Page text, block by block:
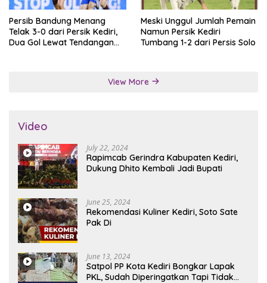
Persib Bandung Menang
Telak 3-0 dari Persik Kediri,
Dua Gol Lewat Tendangan
Meski Unggul Jumlah Pemain
Namun Persik Kediri
Tumbang 1-2 dari Persis Solo
View More
Video
July 22, 2024
Rapimcab Gerindra Kabupaten Kediri,
Dukung Dhito Kembali Jadi Bupati
June 25, 2024
Rekomendasi Kuliner Kediri, Soto Sate
Pak Di
June 13, 2024
Satpol PP Kota Kediri Bongkar Lapak
PKL, Sudah Diperingatkan Tapi Tidak